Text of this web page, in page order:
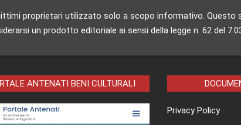
proprietari utilizzato solo a scopo informativo. Questo
un prodotto editoriale ai sensi della legge n. 62 del
ANTENATI BENI CULTURALI
Privacy Policy